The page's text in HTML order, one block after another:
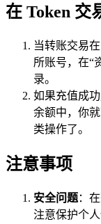
在 Token 交
当转账交易
所账号，在“
录。
如果充值成
余额中，你
类操作了。
注意事项
安全问题：
注意保护个